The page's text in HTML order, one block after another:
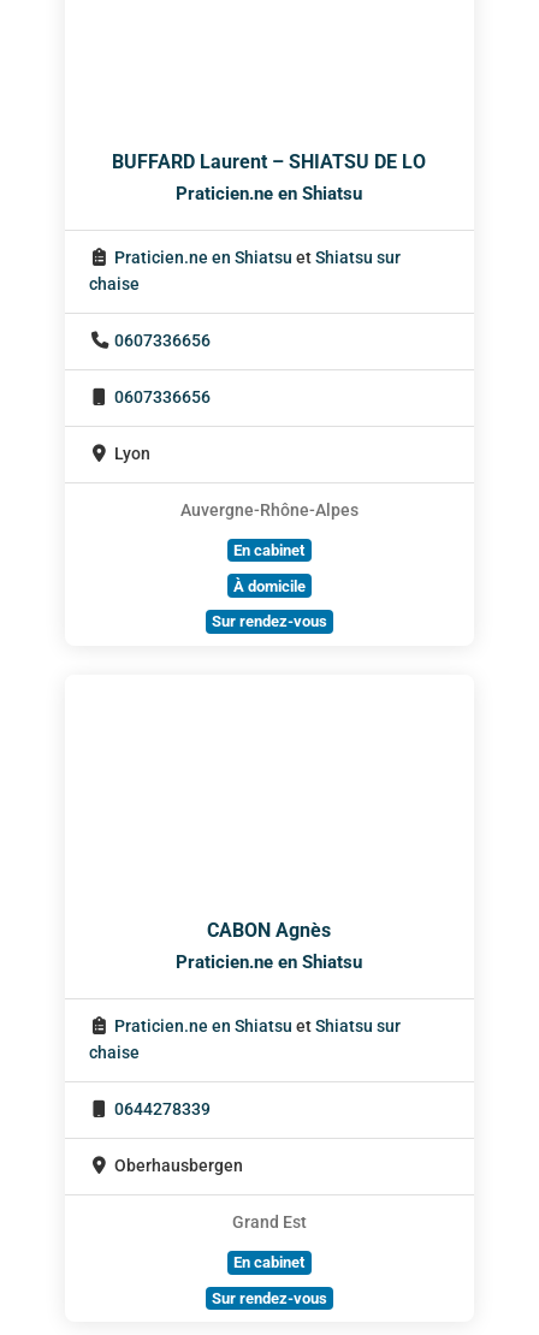
BUFFARD Laurent – SHIATSU DE LO
Praticien.ne en Shiatsu
Praticien.ne en Shiatsu etShiatsu sur
chaise
0607336656
0607336656
Lyon
Auvergne-Rhône-Alpes
En cabinet
À domicile
Sur rendez-vous
CABON Agnès
Praticien.ne en Shiatsu
Praticien.ne en Shiatsu etShiatsu sur
chaise
0644278339
Oberhausbergen
Grand Est
En cabinet
Sur rendez-vous